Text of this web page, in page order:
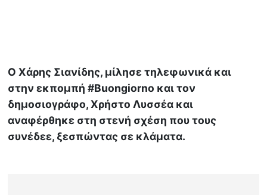
O Χάρης Σιανίδης, μίλησε τηλεφωνικά και
στην εκπομπή #Buongiorno και τον
δημοσιογράφο, Χρήστο Λυσσέα και
αναφέρθηκε στη στενή σχέση που τους
συνέδεε, ξεσπώντας σε κλάματα.